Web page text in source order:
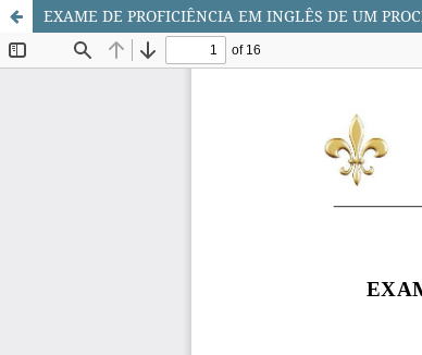
EXAME DE PROFICIÊNCIA EM INGLÊS DE UM